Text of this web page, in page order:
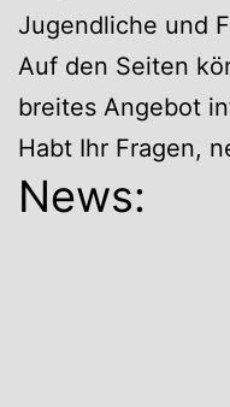
Jugendliche und
Auf den Seiten
breites Angebot
Habt Ihr Fragen,
News: